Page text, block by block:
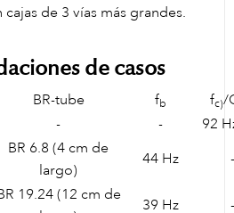
de 3 vías más grandes.
de casos
BR-tube fb fc)/
- -
92
BR 6.8 (4 cm de
largo)
44 Hz -
19.24 (12 cm de
39 Hz -